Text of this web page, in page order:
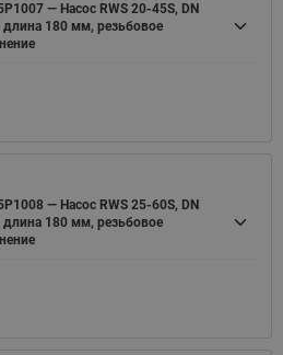
— Насос RWS 20-45S, DN
длина 180 мм, резьбовое
— Насос RWS 25-60S, DN
длина 180 мм, резьбовое